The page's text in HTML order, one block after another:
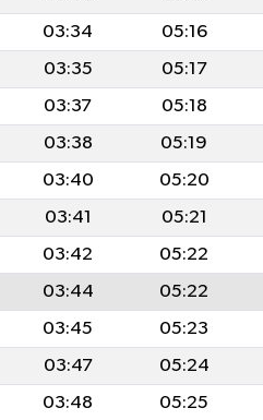
03:34 05:16
03:35 05:17
03:37 05:18
03:38 05:19
03:40 05:20
03:41 05:21
03:42 05:22
03:44 05:22
03:45 05:23
03:47 05:24
03:48 05:25